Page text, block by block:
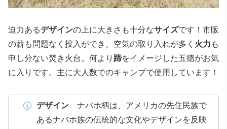
迫力あるデザインの上に大きさも十分なサイズです！市販
の薪も問題なく投入ができ、空気の取り入れが多く 火力 も
申し分ない焚き火台。何より 蹄をイメージした五徳がお気
に入りです。主に大人数でのキャンプで使用しています！
デザインナバホ柄は、アメリカの先住民族で
あるナバホ族の伝統的な文化やデザインを反映